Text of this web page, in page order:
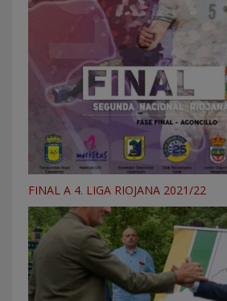
FINAL A 4. LIGA RIOJANA 2021/22